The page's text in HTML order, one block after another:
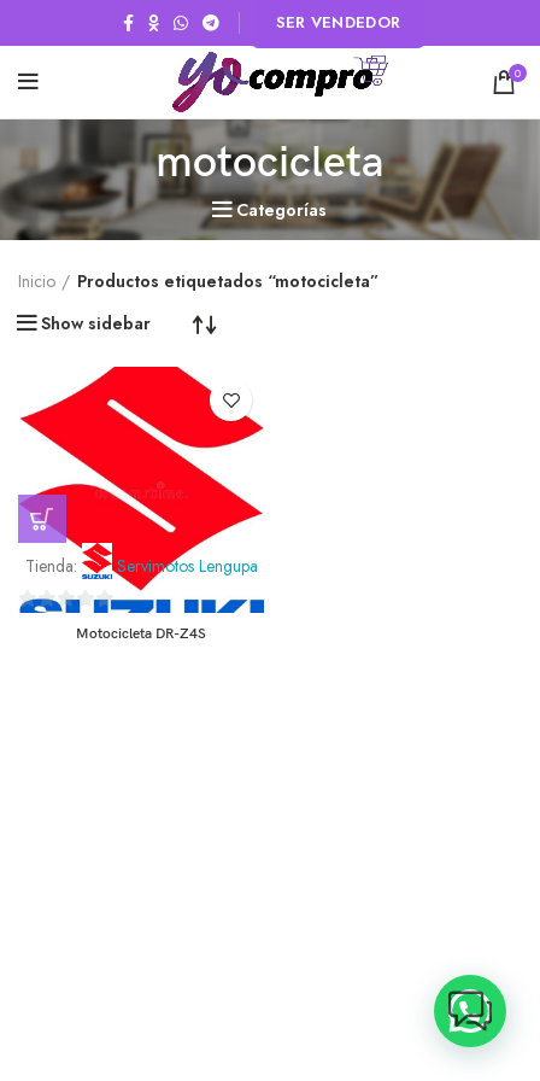
SER VENDEDOR
0
motocicleta
Categorías
Inicio
Productos etiquetados “motocicleta”
Show sidebar
Tienda: Servimotos Lengupa
Motocicleta DR-Z4S